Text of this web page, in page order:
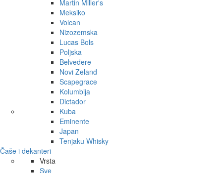
Martin Miller's
Meksiko
Volcan
Nizozemska
Lucas Bols
Poljska
Belvedere
Novi Zeland
Scapegrace
Kolumbija
Dictador
Kuba
Eminente
Japan
Tenjaku Whisky
Čaše i dekanteri
Vrsta
Sve